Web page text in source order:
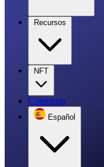
Recursos
NFT
Comenzar
Español